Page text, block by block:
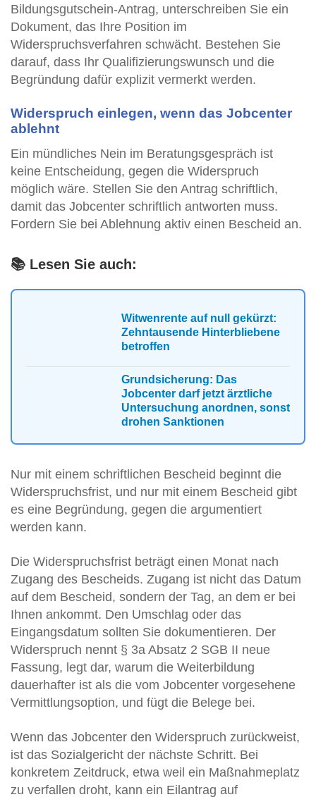
Bildungsgutschein-Antrag, unterschreiben Sie ein
Dokument, das Ihre Position im
Widerspruchsverfahren schwächt. Bestehen Sie
darauf, dass Ihr Qualifizierungswunsch und die
Begründung dafür explizit vermerkt werden.
Widerspruch einlegen, wenn das Jobcenter
ablehnt
Ein mündliches Nein im Beratungsgespräch ist
keine Entscheidung, gegen die Widerspruch
möglich wäre. Stellen Sie den Antrag schriftlich,
damit das Jobcenter schriftlich antworten muss.
Fordern Sie bei Ablehnung aktiv einen Bescheid an.
📚 Lesen Sie auch:
Witwenrente auf null gekürzt:
Zehntausende Hinterbliebene
betroffen
Grundsicherung: Das
Jobcenter darf jetzt ärztliche
Untersuchung anordnen, sonst
drohen Sanktionen
Nur mit einem schriftlichen Bescheid beginnt die
Widerspruchsfrist, und nur mit einem Bescheid gibt
es eine Begründung, gegen die argumentiert
werden kann.
Die Widerspruchsfrist beträgt einen Monat nach
Zugang des Bescheids. Zugang ist nicht das Datum
auf dem Bescheid, sondern der Tag, an dem er bei
Ihnen ankommt. Den Umschlag oder das
Eingangsdatum sollten Sie dokumentieren. Der
Widerspruch nennt § 3a Absatz 2 SGB II neue
Fassung, legt dar, warum die Weiterbildung
dauerhafter ist als die vom Jobcenter vorgesehene
Vermittlungsoption, und fügt die Belege bei.
Wenn das Jobcenter den Widerspruch zurückweist,
ist das Sozialgericht der nächste Schritt. Bei
konkretem Zeitdruck, etwa weil ein Maßnahmeplatz
zu verfallen droht, kann ein Eilantrag auf